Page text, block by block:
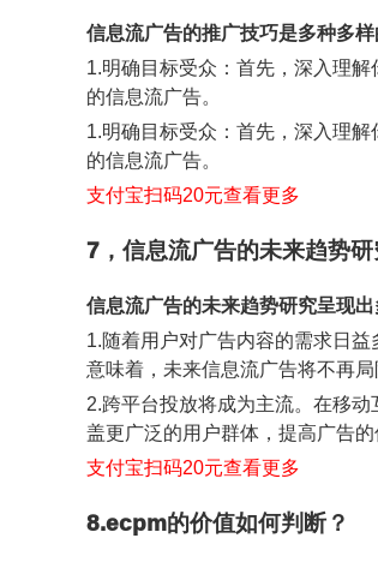
信息流广告的推广技巧是多种多
1.明确目标受众：首先，深入理
的信息流广告。
1.明确目标受众：首先，深入理
的信息流广告。
支付宝扫码20元查看更多
7，信息流广告的未来趋势研
信息流广告的未来趋势研究呈现
1.随着用户对广告内容的需求日
意味着，未来信息流广告将不再
2.跨平台投放将成为主流。在移
盖更广泛的用户群体，提高广告
支付宝扫码20元查看更多
8.ecpm的价值如何判断？